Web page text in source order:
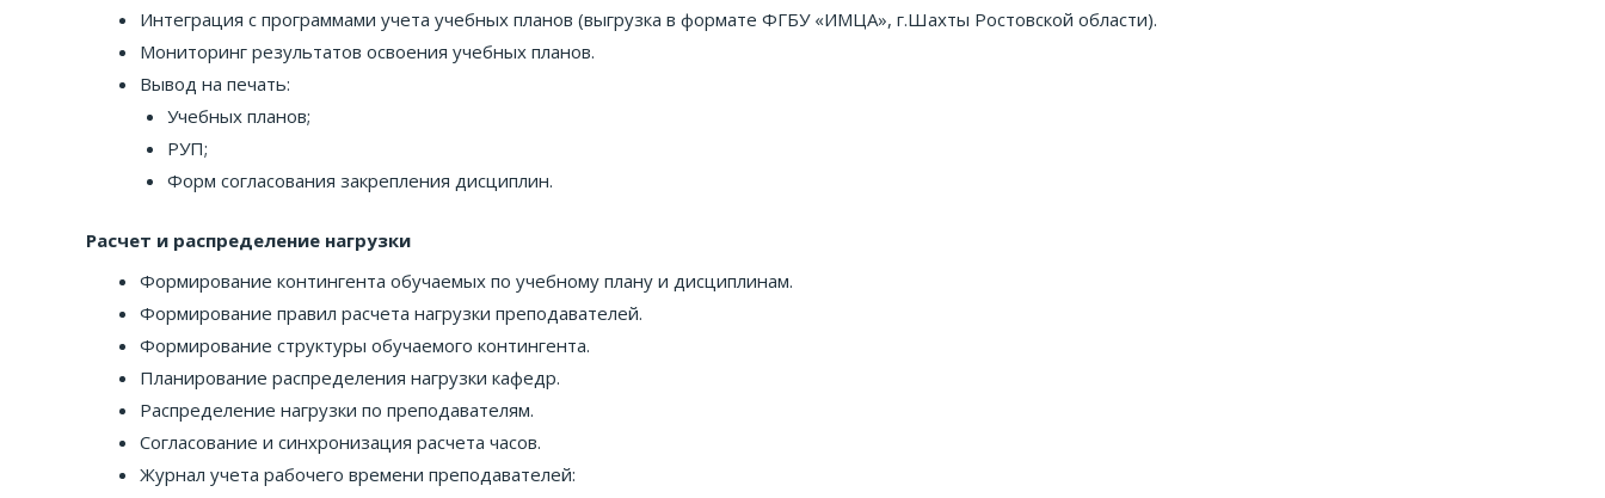
Интеграция с программами учета учебных планов (выгрузка в формате ФГБУ «ИМЦА», г.Шахты Ростовской области).
Мониторинг результатов освоения учебных планов.
Вывод на печать:
Учебных планов;
РУП;
Форм согласования закрепления дисциплин.
Расчет и распределение нагрузки
Формирование контингента обучаемых по учебному плану и дисциплинам.
Формирование правил расчета нагрузки преподавателей.
Формирование структуры обучаемого контингента.
Планирование распределения нагрузки кафедр.
Распределение нагрузки по преподавателям.
Согласование и синхронизация расчета часов.
Журнал учета рабочего времени преподавателей: